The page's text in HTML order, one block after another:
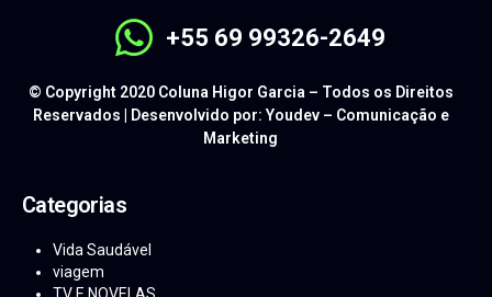
+55 69 99326-2649
© Copyright 2020 Coluna Higor Garcia – Todos os Direitos
Reservados | Desenvolvido por: Youdev – Comunicação e
Marketing
Categorias
Vida Saudável
viagem